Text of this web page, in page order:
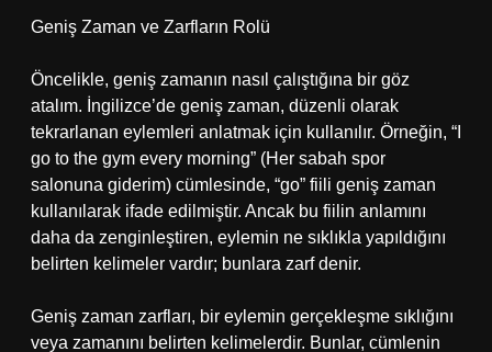
Geniş Zaman ve Zarfların Rolü
Öncelikle, geniş zamanın nasıl çalıştığına bir göz
atalım. İngilizce’de geniş zaman, düzenli olarak
tekrarlanan eylemleri anlatmak için kullanılır. Örneğin, “I
go to the gym every morning” (Her sabah spor
salonuna giderim) cümlesinde, “go” fiili geniş zaman
kullanılarak ifade edilmiştir. Ancak bu fiilin anlamını
daha da zenginleştiren, eylemin ne sıklıkla yapıldığını
belirten kelimeler vardır; bunlara zarf denir.
Geniş zaman zarfları, bir eylemin gerçekleşme sıklığını
veya zamanını belirten kelimelerdir. Bunlar, cümlenin